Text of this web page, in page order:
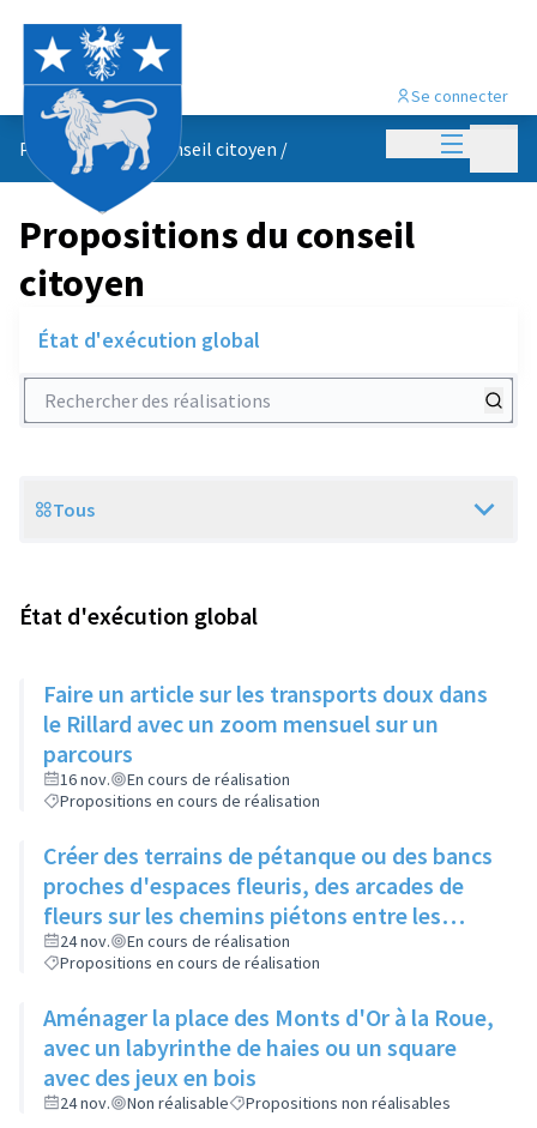
Menu
Se connecter
Propositions du conseil citoyen /
Propositions du conseil
citoyen
État d'exécution global
Rechercher des réalisations
Scope
Tous
État d'exécution global
Faire un article sur les transports doux dans
le Rillard avec un zoom mensuel sur un
parcours
16 nov.
En cours de réalisation
Propositions en cours de réalisation
Créer des terrains de pétanque ou des bancs
proches d'espaces fleuris, des arcades de
fleurs sur les chemins piétons entre les
immeubles
24 nov.
En cours de réalisation
Propositions en cours de réalisation
Aménager la place des Monts d'Or à la Roue,
avec un labyrinthe de haies ou un square
avec des jeux en bois
24 nov. Non réalisable Propositions non réalisables